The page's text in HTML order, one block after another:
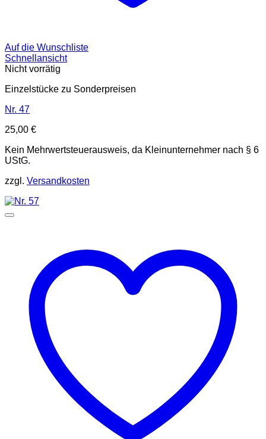
Auf die Wunschliste
Schnellansicht
Nicht vorrätig
Einzelstücke zu Sonderpreisen
Nr. 47
25,00 €
Kein Mehrwertsteuerausweis, da Kleinunternehmer nach § 6
UStG.
zzgl. Versandkosten